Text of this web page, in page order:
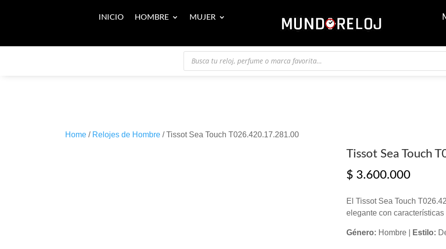
INICIO HOMBRE MUJER
Búsqueda
productos
Home / Relojes de Hombre / Tissot Sea Touch T026.420.17.281.00
Tissot Sea Touch
$ 3.600.000
El Tissot Sea Touch
elegante con
Género: Hombre | Estilo: